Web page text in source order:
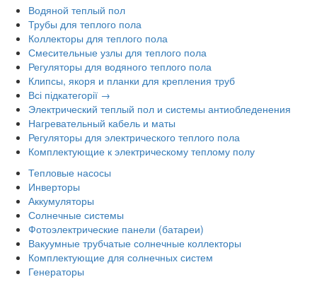
Водяной теплый пол
Трубы для теплого пола
Коллекторы для теплого пола
Смесительные узлы для теплого пола
Регуляторы для водяного теплого пола
Клипсы, якоря и планки для крепления труб
Всі підкатегорії →
Электрический теплый пол и системы антиобледенения
Нагревательный кабель и маты
Регуляторы для электрического теплого пола
Комплектующие к электрическому теплому полу
Тепловые насосы
Инверторы
Аккумуляторы
Солнечные системы
Фотоэлектрические панели (батареи)
Вакуумные трубчатые солнечные коллекторы
Комплектующие для солнечных систем
Генераторы